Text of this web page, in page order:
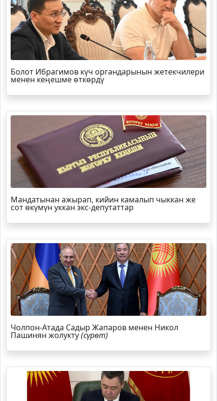
Болот Ибрагимов күч органдарынын жетекчилери
менен кеңешме өткөрдү
Мандатынан ажырап, кийин камалып чыккан же
сот өкүмүн уккан экс-депутаттар
Чолпон-Атада Садыр Жапаров менен Никол
Пашинян жолукту(сүрөт)